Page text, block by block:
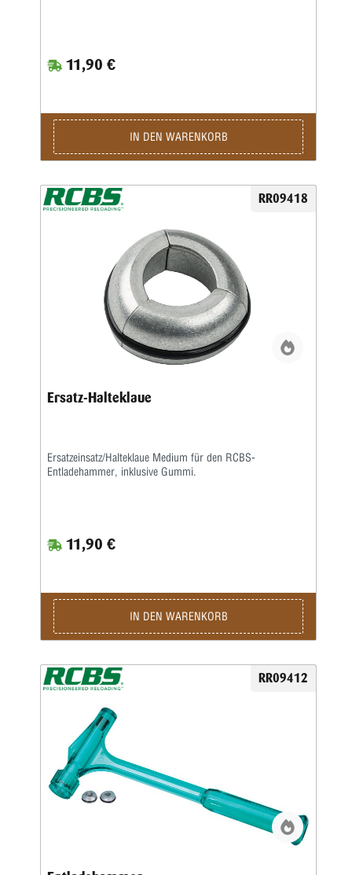
11,90 €
IN DEN WARENKORB
RR09418
Ersatz-Halteklaue
Ersatzeinsatz/Halteklaue Medium für den RCBS-
Entladehammer, inklusive Gummi.
11,90 €
IN DEN WARENKORB
RR09412